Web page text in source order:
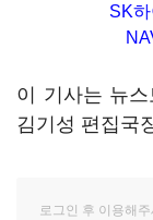
SK
이 기사는 뉴
김기성 편집국